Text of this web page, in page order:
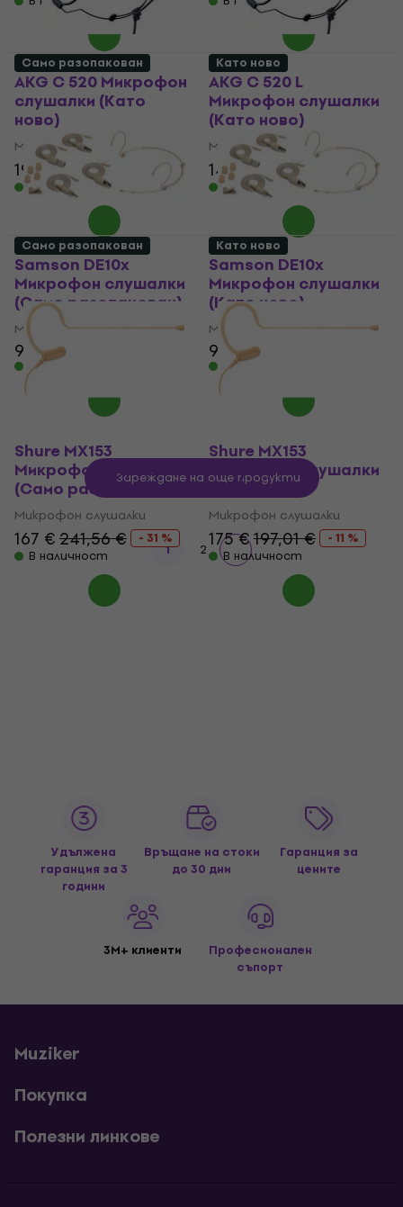
AKG C 520 Микрофон
слушалки (Като
ново)
Микрофон слушалки
196 €236,61 €
- 17 %
В наличност
AKG C 520 L
Микрофон слушалки
(Като ново)
Микрофон слушалки
147 €163,35 €
- 10 %
В наличност
Само разопакован
Samson DE10x
Микрофон слушалки
(Само разопакован)
Микрофон слушалки
98,70 €
В наличност
Като ново
Samson DE10x
Микрофон слушалки
(Като ново)
Микрофон слушалки
97,30 €
В наличност
Само разопакован
Shure MX153
Микрофон слушалки
(Само разопакован)
Микрофон слушалки
167 €241,56 €
- 31 %
В наличност
Като ново
Shure MX153
Микрофон слушалки
(Като ново)
Микрофон слушалки
175 €197,01 €
- 11 %
В наличност
Зареждане на още продукти
1 2
Удължена
гаранция за 3
години
Връщане на стоки
до 30 дни
Гаранция за
цените
3M+ клиенти
Професионален
съпорт
Muziker
Покупка
Полезни линкове